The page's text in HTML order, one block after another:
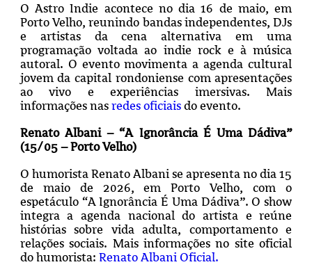
O Astro Indie acontece no dia 16 de maio, em
Porto Velho, reunindo bandas independentes, DJs
e artistas da cena alternativa em uma
programação voltada ao indie rock e à música
autoral. O evento movimenta a agenda cultural
jovem da capital rondoniense com apresentações
ao vivo e experiências imersivas. Mais
informações nas redes oficiaisdo evento.
Renato Albani – “A Ignorância É Uma Dádiva”
(15/05 – Porto Velho)
O humorista Renato Albani se apresenta no dia 15
de maio de 2026, em Porto Velho, com o
espetáculo “A Ignorância É Uma Dádiva”. O show
integra a agenda nacional do artista e reúne
histórias sobre vida adulta, comportamento e
relações sociais. Mais informações no site oficial
do humorista: Renato Albani Oficial.